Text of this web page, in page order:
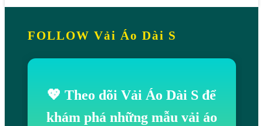
FOLLOW Vải Áo Dài S
💖 Theo dõi Vải Áo Dài S để
khám phá những mẫu vải áo